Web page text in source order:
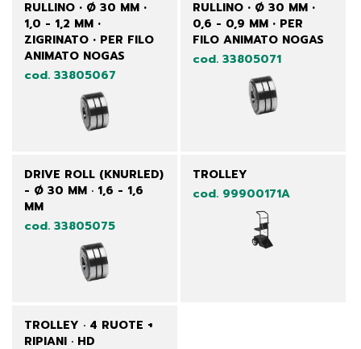
RULLINO • Ø 30 MM •
1,0 - 1,2 MM •
ZIGRINATO • PER FILO
ANIMATO NOGAS
cod. 33805067
RULLINO • Ø 30 MM •
0,6 - 0,9 MM • PER
FILO ANIMATO NOGAS
cod. 33805071
DRIVE ROLL (KNURLED)
- Ø 30 MM · 1,6 - 1,6
MM
cod. 33805075
TROLLEY
cod. 99900171A
TROLLEY · 4 RUOTE +
RIPIANI · HD